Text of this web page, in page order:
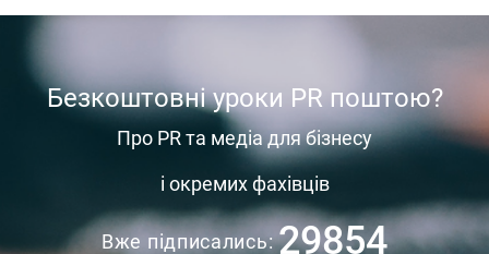
Безкоштовні уроки PR поштою?
Про PR та медіа для бізнесу
і окремих фахівців
Вже підписались:29854